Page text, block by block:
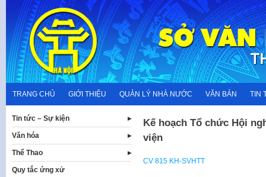
content
TRANG CHỦ GIỚI THIỆU QUẢN LÝ NHÀ NƯỚC VĂN BẢN TIN
Kế hoạch Tổ chức Hội
viện
CV 815 KH-SVHTT
Tin tức – Sự kiện
Văn hóa
Thể Thao
Quy tắc ứng xử